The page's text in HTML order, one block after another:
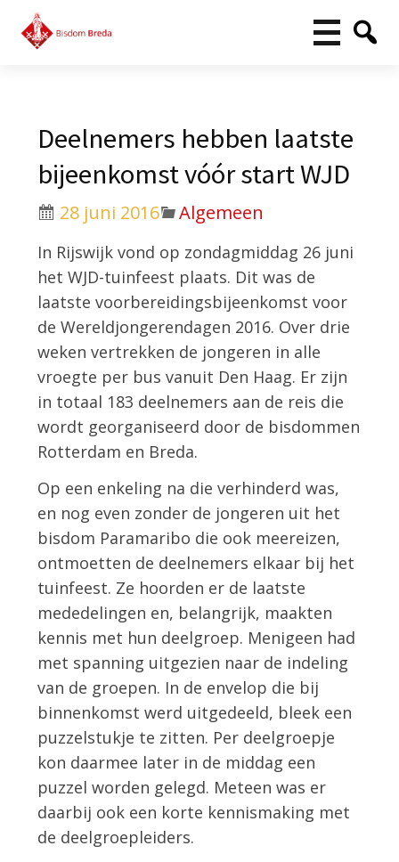
Deelnemers hebben laatste
bijeenkomst vóór start WJD
28 juni 2016 Algemeen
In Rijswijk vond op zondagmiddag 26 juni
het WJD-tuinfeest plaats. Dit was de
laatste voorbereidingsbijeenkomst voor
de Wereldjongerendagen 2016. Over drie
weken vertrekken de jongeren in alle
vroegte per bus vanuit Den Haag. Er zijn
in totaal 183 deelnemers aan de reis die
wordt georganiseerd door de bisdommen
Rotterdam en Breda.
Op een enkeling na die verhinderd was,
en nog even zonder de jongeren uit het
bisdom Paramaribo die ook meereizen,
ontmoetten de deelnemers elkaar bij het
tuinfeest. Ze hoorden er de laatste
mededelingen en, belangrijk, maakten
kennis met hun deelgroep. Menigeen had
met spanning uitgezien naar de indeling
van de groepen. In de envelop die bij
binnenkomst werd uitgedeeld, bleek een
puzzelstukje te zitten. Per deelgroepje
kon daarmee later in de middag een
puzzel worden gelegd. Meteen was er
daarbij ook een korte kennismaking met
de deelgroepleiders.